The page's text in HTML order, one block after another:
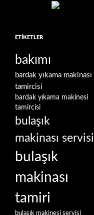
ETIKETLER
bakımı
bardak yıkama makinası
tamircisi
bardak yıkama makinesi
tamircisi
bulaşık
makinası servisi
bulaşık
makinası
tamiri
bulaşık makinesi servisi